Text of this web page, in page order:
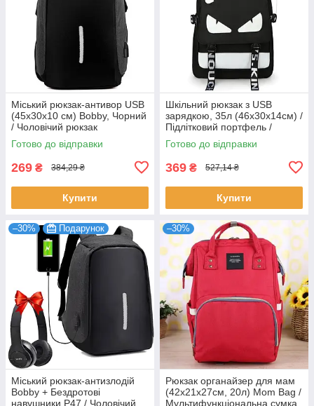
Міський рюкзак-антивор USB
(45х30х10 см) Bobby, Чорний
/ Чоловічий рюкзак
Готово до відправки
269 ₴ 384,29 ₴
Купити
Шкільний рюкзак з USB
зарядкою, 35л (46х30х14см) /
Підлітковий портфель /
Рюкзак для школяра
Готово до відправки
369 ₴ 527,14 ₴
Купити
–30% Подарунок
Міський рюкзак-антизлодій
Bobby + Бездротові
навушники P47 / Чоловічий
–30%
Рюкзак органайзер для мам
(42х21х27см, 20л) Mom Bag /
Мультифункціональна сумка